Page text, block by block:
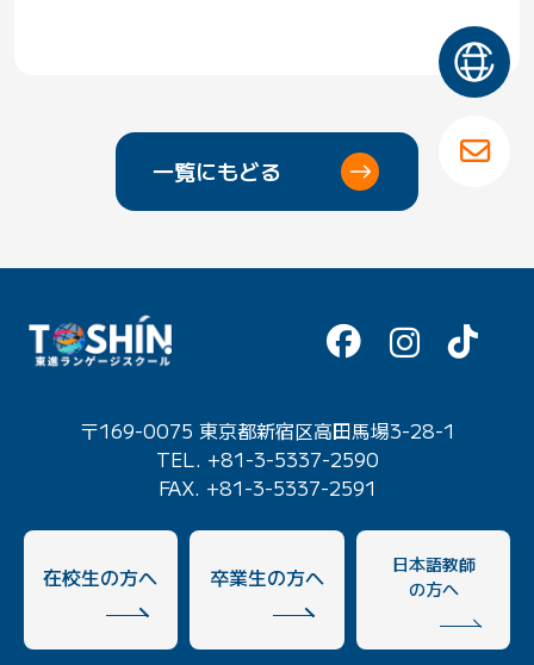
一覧にもどる
〒169-0075 東京都新宿区高田馬場3-28-1
TEL. +81-3-5337-2590
FAX. +81-3-5337-2591
在校生の方へ 卒業生の方へ
日本語教師
の方へ